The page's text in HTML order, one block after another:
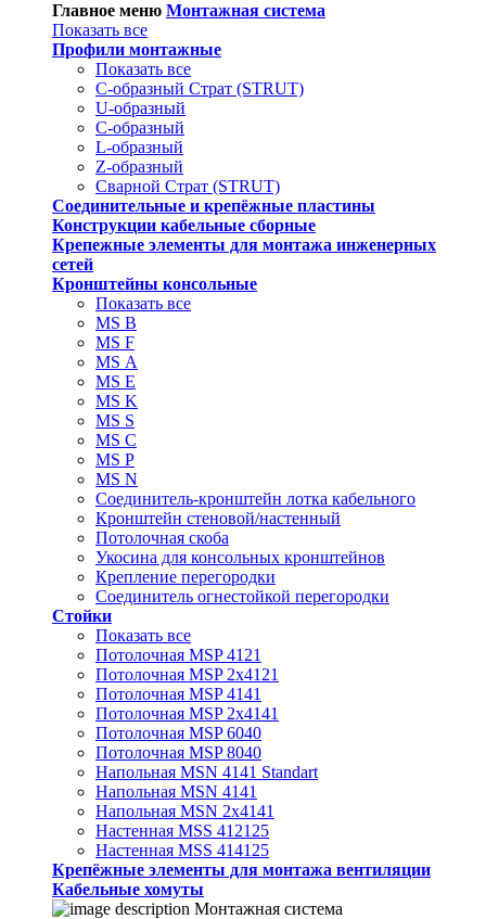
Главное меню Монтажная система
Показать все
Профили монтажные
Показать все
С-образный Страт (STRUT)
U-образный
С-образный
L-образный
Z-образный
Сварной Страт (STRUT)
Соединительные и крепёжные пластины
Конструкции кабельные сборные
Крепежные элементы для монтажа инженерных
сетей
Кронштейны консольные
Показать все
MS В
MS F
MS А
MS Е
MS K
MS S
MS C
MS P
MS N
Соединитель-кронштейн лотка кабельного
Кронштейн стеновой/настенный
Потолочная скоба
Укосина для консольных кронштейнов
Крепление перегородки
Соединитель огнестойкой перегородки
Стойки
Показать все
Потолочная MSP 4121
Потолочная MSP 2х4121
Потолочная MSP 4141
Потолочная MSP 2х4141
Потолочная MSP 6040
Потолочная MSP 8040
Напольная MSN 4141 Standart
Напольная MSN 4141
Напольная MSN 2х4141
Настенная MSS 412125
Настенная MSS 414125
Крепёжные элементы для монтажа вентиляции
Кабельные хомуты
Монтажная система